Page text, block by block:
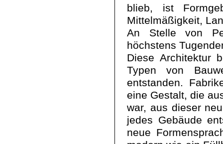
blieb, ist
Mittelmäßigkeit,
An Stelle von
höchstens
Diese Architektur
Typen von
entstanden.
eine Gestalt, die
war, aus dieser
jedes Gebäude
neue